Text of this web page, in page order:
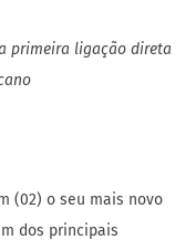
primeira ligação direta
(02) o seu mais novo
dos principais